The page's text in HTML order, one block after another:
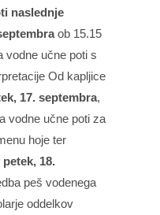
naslednje
ob 15.15
vodne učne poti s
Od kapljice
17. septembra,
vodne učne poti za
hoje ter
petek, 18.
peš vodenega
oddelkov